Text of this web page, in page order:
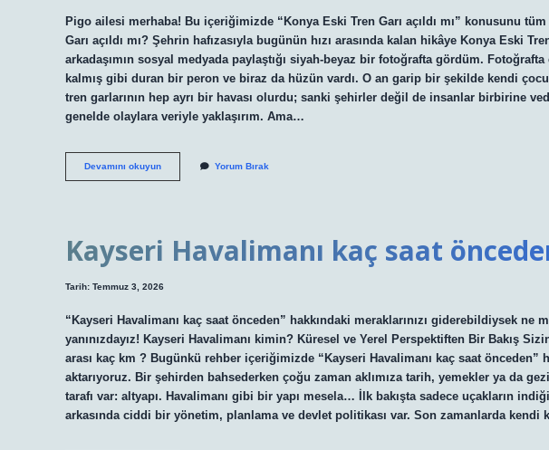
Pigo ailesi merhaba! Bu içeriğimizde “Konya Eski Tren Garı açıldı mı” konusunu
Garı açıldı mı? Şehrin hafızasıyla bugünün hızı arasında kalan hikâye Konya Eski
arkadaşımın sosyal medyada paylaştığı siyah-beyaz bir fotoğrafta gördüm.
kalmış gibi duran bir peron ve biraz da hüzün vardı. O an garip bir şekilde kendi
tren garlarının hep ayrı bir havası olurdu; sanki şehirler değil de insanlar birbirine
genelde olaylara veriyle yaklaşırım. Ama…
Devamını okuyunKonya
?
Yorum Bırak
Kayseri Havalimanı kaç saat
Tarih: Temmuz 3, 2026
“Kayseri Havalimanı kaç saat önceden” hakkındaki meraklarınızı giderebildiysek
yanınızdayız! Kayseri Havalimanı kimin? Küresel ve Yerel Perspektiften Bir Bakış
arası kaç km ? Bugünkü rehber içeriğimizde “Kayseri Havalimanı kaç saat önceden”
aktarıyoruz. Bir şehirden bahsederken çoğu zaman aklımıza tarih, yemekler ya da
tarafı var: altyapı. Havalimanı gibi bir yapı mesela… İlk bakışta sadece uçakların
arkasında ciddi bir yönetim, planlama ve devlet politikası var. Son zamanlarda kendi